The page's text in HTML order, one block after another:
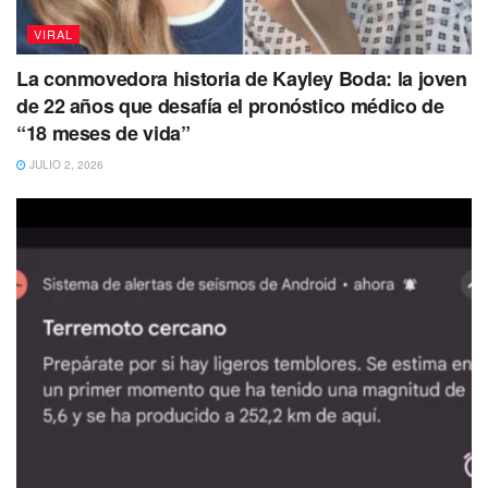
“Yo mi primer día asaltando”, “Le dio pánico
escénico y la otra dando consejos”, “Yo si mi
vida sigue como va”, “Me dio tern
Te puede interesar Leer
VIRAL
La conmovedora historia de Kayley Boda: la joven
de 22 años que desafía el pronóstico médico de
“18 meses de vida”
JULIO 2, 2026